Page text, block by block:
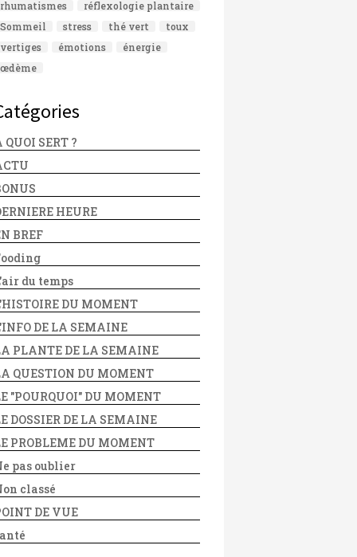
rhumatismes
réflexologie plantaire
Sommeil
stress thé vert
toux
vertiges
émotions
énergie
œdème
QUOI SERT ?
HEURE
BREF
du temps
DU MOMENT
DE LA SEMAINE
PLANTE DE LA SEMAINE
QUESTION DU MOMENT
"POURQUOI" DU MOMENT
DOSSIER DE LA SEMAINE
PROBLEME DU MOMENT
pas oublier
classé
DE VUE